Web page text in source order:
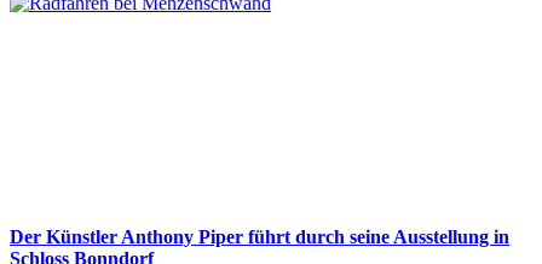
Der Künstler Anthony Piper führt durch seine Ausstellung in
Schloss Bonndorf